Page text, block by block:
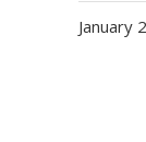
January